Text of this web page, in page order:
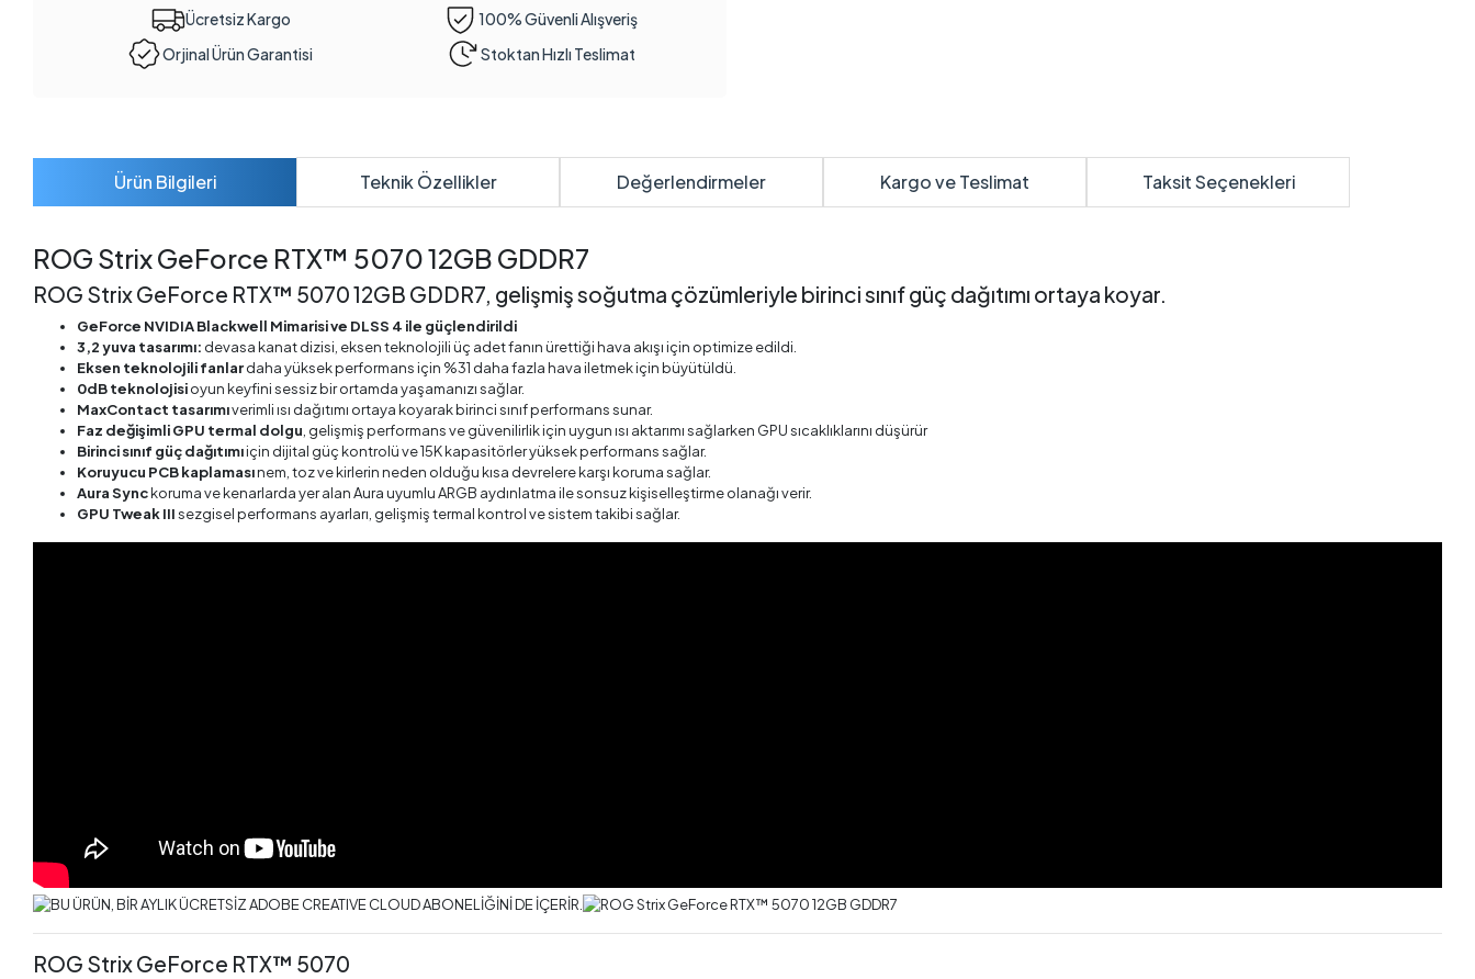
Ücretsiz Kargo
100% Güvenli Alışveriş
Orjinal Ürün Garantisi
Stoktan Hızlı Teslimat
Ürün Bilgileri Teknik Özellikler Değerlendirmeler Kargo ve Teslimat Taksit Seçenekleri
ROG Strix GeForce RTX™ 5070 12GB GDDR7
ROG Strix GeForce RTX™ 5070 12GB GDDR7, gelişmiş soğutma çözümleriyle birinci sınıf güç dağıtımı ortaya koyar.
GeForce NVIDIA Blackwell Mimarisi ve DLSS 4 ile güçlendirildi
3,2 yuva tasarımı: devasa kanat dizisi, eksen teknolojili üç adet fanın ürettiği hava akışı için optimize edildi.
Eksen teknolojili fanlardaha yüksek performans için %31 daha fazla hava iletmek için büyütüldü.
0dB teknolojisioyun keyfini sessiz bir ortamda yaşamanızı sağlar.
MaxContact tasarımıverimli ısı dağıtımı ortaya koyarak birinci sınıf performans sunar.
Faz değişimli GPU termal dolgu , gelişmiş performans ve güvenilirlik için uygun ısı aktarımı sağlarken GPU sıcaklıklarını düşürür
Birinci sınıf güç dağıtımıiçin dijital güç kontrolü ve 15K kapasitörler yüksek performans sağlar.
Koruyucu PCB kaplamasınem, toz ve kirlerin neden olduğu kısa devrelere karşı koruma sağlar.
Aura Synckoruma ve kenarlarda yer alan Aura uyumlu ARGB aydınlatma ile sonsuz kişiselleştirme olanağı verir.
GPU Tweak IIIsezgisel performans ayarları, gelişmiş termal kontrol ve sistem takibi sağlar.
ROG Strix GeForce RTX™ 5070